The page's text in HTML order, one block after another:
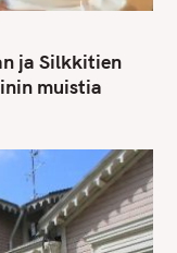
ja Silkkitien
muistia